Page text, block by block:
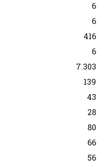
6
6
416
6
7.303
139
43
28
80
66
56